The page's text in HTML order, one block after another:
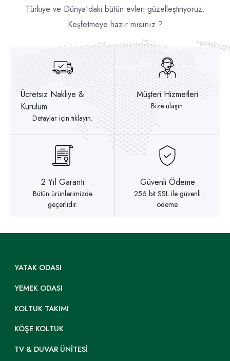
Türkiye ve Dünya'daki bütün evleri güzelleştiriyoruz.
Keşfetmeye hazır mısınız ?
Ücretsiz Nakliye &
Kurulum
Detaylar için tıklayın.
Müşteri Hizmetleri
Bize ulaşın.
2 Yıl Garanti
Bütün ürünlerimizde
geçerlidir.
Güvenli Ödeme
256 bit SSL ile güvenli
ödeme.
YATAK ODASI
YEMEK ODASI
KOLTUK TAKIMI
KÖŞE KOLTUK
TV & DUVAR ÜNITESI